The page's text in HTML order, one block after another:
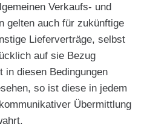
Verkaufs- und
gelten auch für zukünftige
Lieferverträge, selbst
auf sie Bezug
in diesen Bedingungen
so ist diese in jedem
Übermittlung